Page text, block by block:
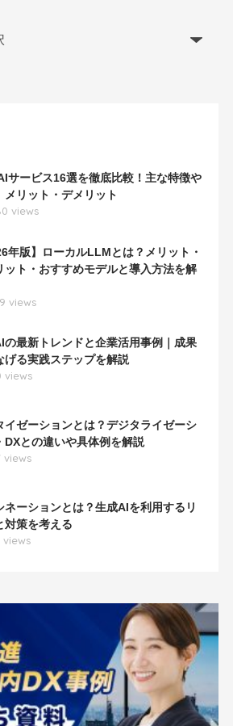
サービス16選を徹底比較！主な特徴や
メリット・デメリット
views
年版】ローカルLLMとは？メリット・
ット・おすすめモデルと導入方法を解
views
の最新トレンドと企業活用事例｜成果
げる実践ステップを解説
views
イゼーションとは？デジタライゼーシ
DXとの違いや具体例を解説
views
ネーションとは？生成AIを利用するリ
対策を考える
views